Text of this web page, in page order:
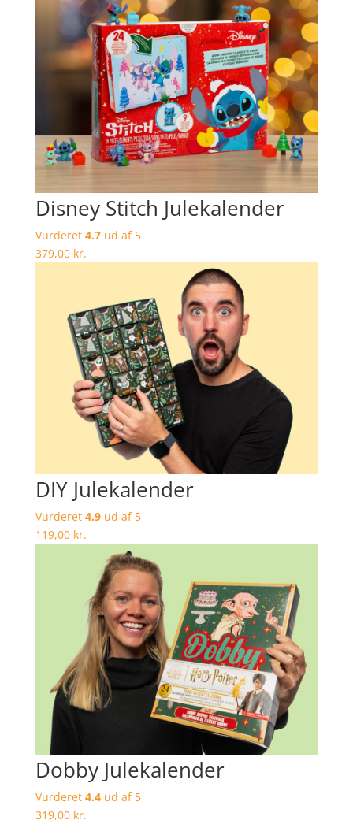
Disney Stitch Julekalender
Vurderet 4.7ud af 5
379,00 kr.
DIY Julekalender
Vurderet 4.9ud af 5
119,00 kr.
Dobby Julekalender
Vurderet 4.4ud af 5
319,00 kr.